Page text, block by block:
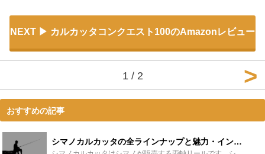
NEXT カルカッタコンクエスト100のAmazonレビュー
1 / 2
おすすめの記事
シマノカルカッタの全ラインナップと魅力・インプレをご紹介！コンクエストとの違いも - Leisurego(レジャーゴー)